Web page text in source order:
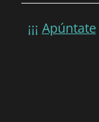
¡¡¡ Apúntate